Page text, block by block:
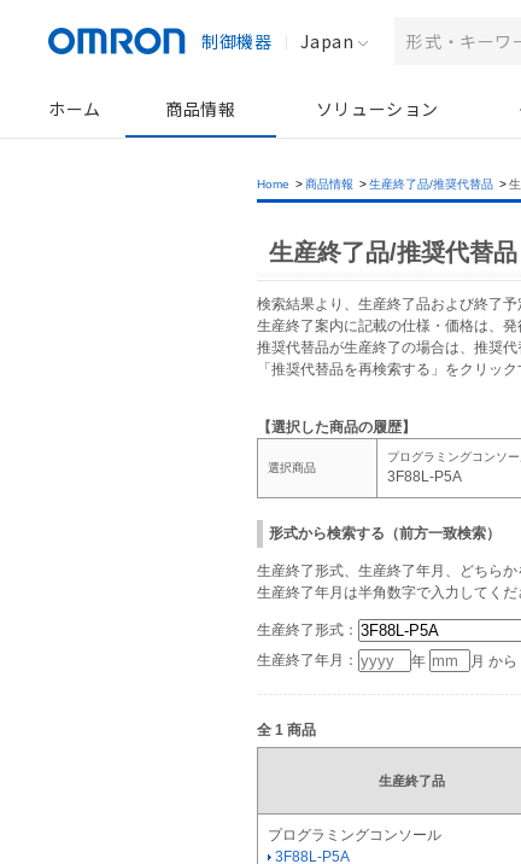
制御機器 Japan
ホーム 商品情報 ソリューション
Home >商品情報 >生産終了品/推奨代替品 >
生産終了品/推奨代替
検索結果より、生産終了品および終了
生産終了案内に記載の仕様・価格は、発
推奨代替品が生産終了の場合は、推奨代
「推奨代替品を再検索する」をクリッ
【選択した商品の履歴】
選択商品
プログラミングコンソ
3F88L-P5A
形式から検索する（前方一致検索）
生産終了形式、生産終了年月、どちら
生産終了年月は半角数字で入力してくだ
生産終了形式：
生産終了年月：
年 月 から
全 1 商品
生産終了品
プログラミングコンソール
3F88L-P5A